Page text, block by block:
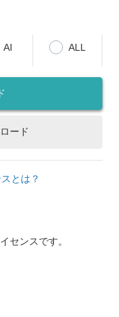
AI ALL
ード
とは？
センスです。